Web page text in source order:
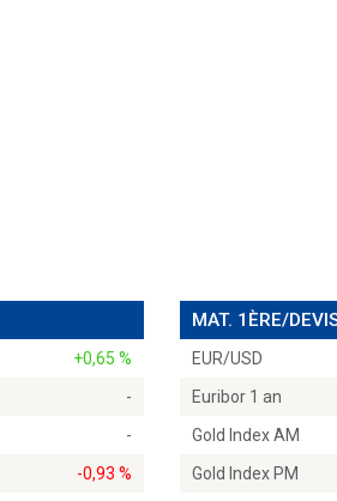
+0,65 %
-
-
-0,93 %
MAT. 1ÈRE/
EUR/USD
Euribor 1 an
Gold Index AM
Gold Index PM